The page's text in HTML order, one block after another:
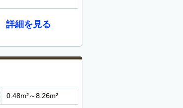
詳細を見る
0.48m²～8.26m²